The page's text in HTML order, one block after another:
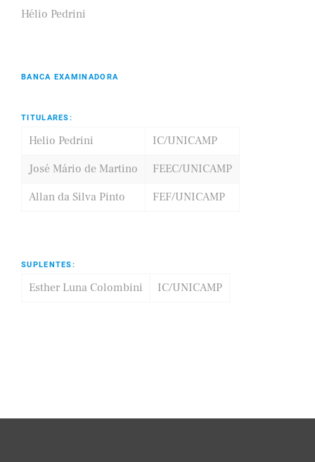
Hélio Pedrini
BANCA EXAMINADORA
TITULARES:
Helio Pedrini
IC/UNICAMP
José Mário de Martino
FEEC/UNICAMP
Allan da Silva Pinto
FEF/UNICAMP
SUPLENTES:
Esther Luna Colombini IC/UNICAMP